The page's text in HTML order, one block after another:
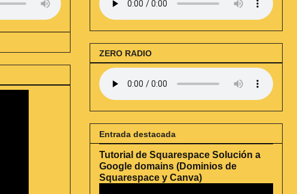
ZERO RADIO
Entrada destacada
Tutorial de Squarespace Solución a
Google domains (Dominios de
Squarespace y Canva)